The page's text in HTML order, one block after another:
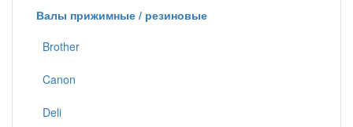
Валы прижимные / резиновые
Brother
Canon
Deli